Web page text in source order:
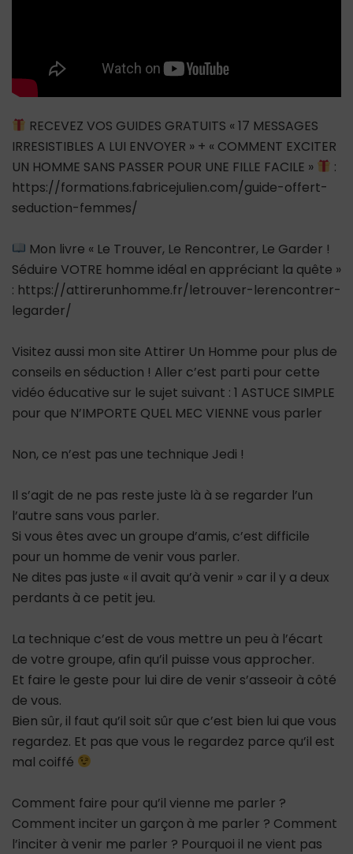
RECEVEZ VOS GUIDES GRATUITS « 17 MESSAGES
IRRESISTIBLES A LUI ENVOYER » + « COMMENT EXCITER
UN HOMME SANS PASSER POUR UNE FILLE FACILE »
:
https://formations.fabricejulien.com/guide-offert-
seduction-femmes/
Mon livre « Le Trouver, Le Rencontrer, Le Garder !
Séduire VOTRE homme idéal en appréciant la quête »
: https://attirerunhomme.fr/letrouver-lerencontrer-
legarder/
Visitez aussi mon site Attirer Un Homme pour plus de
conseils en séduction ! Aller c’est parti pour cette
vidéo éducative sur le sujet suivant : 1 ASTUCE SIMPLE
pour que N’IMPORTE QUEL MEC VIENNE vous parler
Non, ce n’est pas une technique Jedi !
Il s’agit de ne pas reste juste là à se regarder l’un
l’autre sans vous parler.
Si vous êtes avec un groupe d’amis, c’est difficile
pour un homme de venir vous parler.
Ne dites pas juste « il avait qu’à venir » car il y a deux
perdants à ce petit jeu.
La technique c’est de vous mettre un peu à l’écart
de votre groupe, afin qu’il puisse vous approcher.
Et faire le geste pour lui dire de venir s’asseoir à côté
de vous.
Bien sûr, il faut qu’il soit sûr que c’est bien lui que vous
regardez. Et pas que vous le regardez parce qu’il est
mal coiffé
Comment faire pour qu’il vienne me parler ?
Comment inciter un garçon à me parler ? Comment
l’inciter à venir me parler ? Pourquoi il ne vient pas